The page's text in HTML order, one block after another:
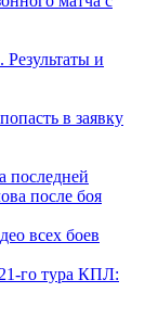
и
в заявку
последней
после боя
всех боев
го тура КПЛ: